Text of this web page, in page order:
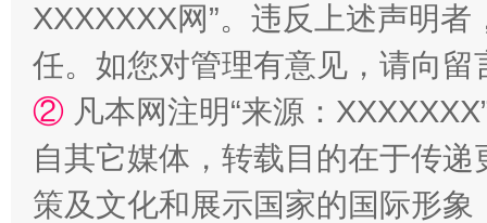
XXXXXXX网”。违反上述声明
任。如您对管理有意见，请向
② 凡本网注明“来源：
自其它媒体，转载目的在于传
策及文化和展示国家的国际形